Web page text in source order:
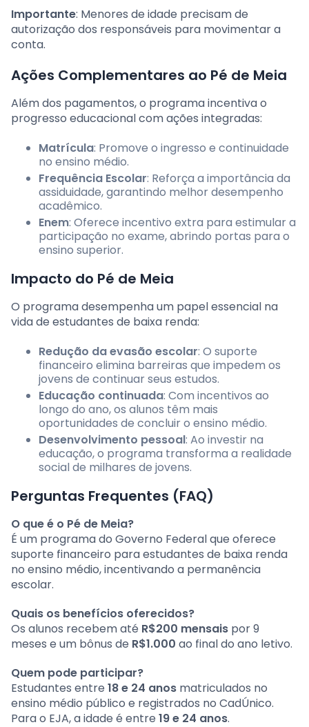
Importante: Menores de idade precisam de
autorização dos responsáveis para movimentar a
conta.
Ações Complementares ao Pé de Meia
Além dos pagamentos, o programa incentiva o
progresso educacional com ações integradas:
Matrícula: Promove o ingresso e continuidade
no ensino médio.
Frequência Escolar: Reforça a importância da
assiduidade, garantindo melhor desempenho
acadêmico.
Enem: Oferece incentivo extra para estimular a
participação no exame, abrindo portas para o
ensino superior.
Impacto do Pé de Meia
O programa desempenha um papel essencial na
vida de estudantes de baixa renda:
Redução da evasão escolar: O suporte
financeiro elimina barreiras que impedem os
jovens de continuar seus estudos.
Educação continuada: Com incentivos ao
longo do ano, os alunos têm mais
oportunidades de concluir o ensino médio.
Desenvolvimento pessoal: Ao investir na
educação, o programa transforma a realidade
social de milhares de jovens.
Perguntas Frequentes (FAQ)
O que é o Pé de Meia?
É um programa do Governo Federal que oferece
suporte financeiro para estudantes de baixa renda
no ensino médio, incentivando a permanência
escolar.
Quais os benefícios oferecidos?
Os alunos recebem até R$200 mensais por 9
meses e um bônus de R$1.000 ao final do ano letivo.
Quem pode participar?
Estudantes entre 18 e 24 anos matriculados no
ensino médio público e registrados no CadÚnico.
Para o EJA, a idade é entre 19 e 24 anos.